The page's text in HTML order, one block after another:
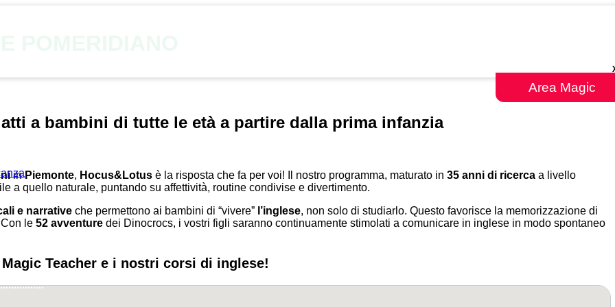
Area Magic
POMERIDIANO
a bambini di tutte le età a partire dalla prima infanzia
inPiemonte, Hocus&Lotus è la risposta che fa per voi! Il nostro programma, maturato in 35 anni di ricerca a livello
a quello naturale, puntando su affettività, routine condivise e divertimento.
e narrative che permettono ai bambini di “vivere” l’inglese, non solo di studiarlo. Questo favorisce la memorizzazione di
le 52 avventure dei Dinocrocs, i vostri figli saranno continuamente stimolati a comunicare in inglese in modo spontaneo
Teacher e i nostri corsi di inglese!